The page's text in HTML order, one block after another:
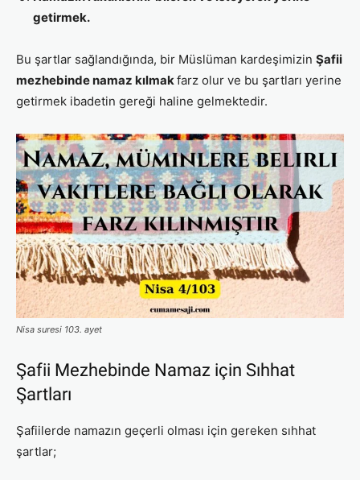
getirmek.
Bu şartlar sağlandığında, bir Müslüman kardeşimizin Şafii
mezhebinde namaz kılmakfarz olur ve bu şartları yerine
getirmek ibadetin gereği haline gelmektedir.
Nisa suresi 103. ayet
Şafii Mezhebinde Namaz için Sıhhat
Şartları
Şafiilerde namazın geçerli olması için gereken sıhhat
şartlar;